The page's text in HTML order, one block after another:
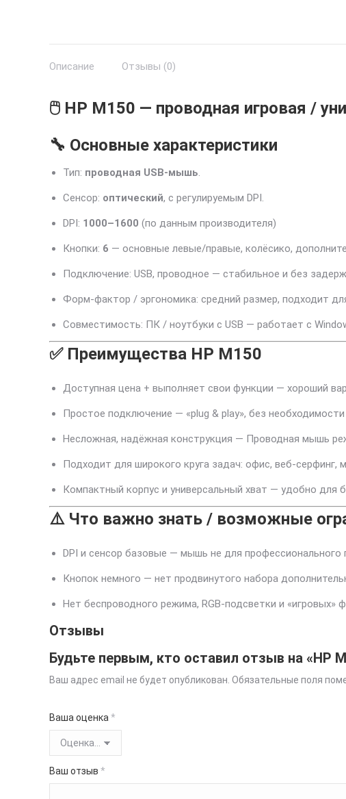
Описание Отзывы (0)
🖱️ HP M150 — проводная игровая /
🔧 Основные характеристики
Тип: проводная USB-мышь.
Сенсор: оптический, с регулируемым DPI.
DPI: 1000–1600 (по данным производителя)
Кнопки: 6 — основные левые/правые, колёсико,
Подключение: USB, проводное — стабильное и без
Форм-фактор / эргономика: средний размер, подходит
Совместимость: ПК / ноутбуки с USB — работает с
✅ Преимущества HP M150
Доступная цена + выполняет свои функции — хороший
Простое подключение — «plug & play», без
Несложная, надёжная конструкция — Проводная мышь
Подходит для широкого круга задач: офис, веб-серфинг,
Компактный корпус и универсальный хват — удобно для
⚠️ Что важно знать / возможные
DPI и сенсор базовые — мышь не для
Кнопок немного — нет продвинутого набора
Нет беспроводного режима, RGB-подсветки и
Отзывы
Будьте первым, кто оставил отзыв на «HP
Ваш адрес email не будет опубликован. Обязательные поля
Ваша оценка *
Ваш отзыв *